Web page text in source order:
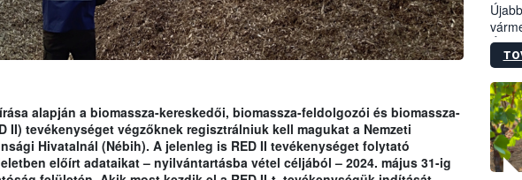
alapján a biomassza-kereskedői, biomassza-feldolgozói és biomassza-
II) tevékenységet végzőknek regisztrálniuk kell magukat a Nemzeti
Hivatalnál (Nébih). A jelenleg is RED II tevékenységet folytató
előírt adataikat – nyilvántartásba vétel céljából – 2024. május 31-ig